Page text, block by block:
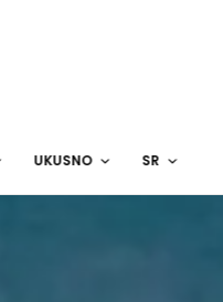
UKUSNO SR